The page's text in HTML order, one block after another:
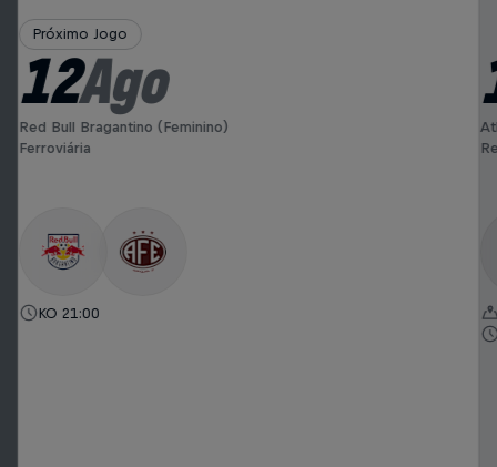
Próximo Jogo
12Ago
Red Bull Bragantino (Feminino)
Ferroviária
KO 21:00